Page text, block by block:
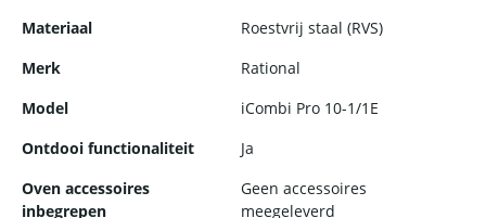
bereidingsmethoden zoals grillen, stoven of bakken.
Voor gebruik met de 1/1, 1/2, 2/3 en 1/3 GN-toebehoren
Materiaal
Roestvrij staal (RVS)
Merk
Rational
Model
iCombi Pro 10-1/1E
Ontdooi functionaliteit
Ja
Oven accessoires
inbegrepen
Geen accessoires
meegeleverd